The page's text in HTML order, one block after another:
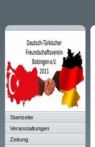
Startseite
Veranstaltungen
Zeitung